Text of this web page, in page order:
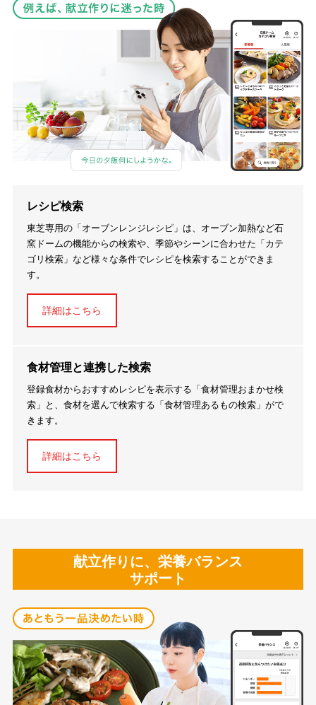
レシピ検索
東芝専用の「オーブンレンジレシピ」は、オーブン加熱など石
窯ドームの機能からの検索や、季節やシーンに合わせた「カテ
ゴリ検索」など様々な条件でレシピを検索することができま
す。
詳細はこちら
食材管理と連携した検索
登録食材からおすすめレシピを表示する「食材管理おまかせ検
索」と、食材を選んで検索する「食材管理あるもの検索」がで
きます。
詳細はこちら
献立作りに、栄養バランス
サポート